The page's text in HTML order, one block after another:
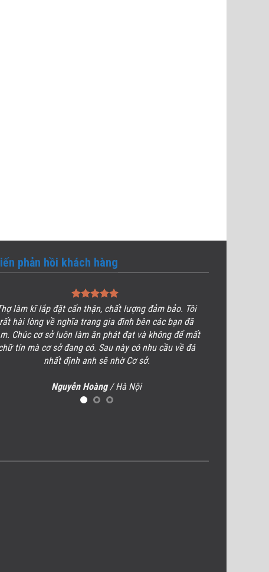
phản hồi khách hàng
làm kĩ lắp đặt cẩn thận, chất lượng đảm bảo. Tôi
rất hài lòng về nghĩa trang gia đìnhbên các bạn đã
Chúc cơ sở luôn làm ăn phát đạt và không để mất
tín mà cơ sở đang có. Sau này có nhu cầu về đá
nhất định anh sẽ nhờ Cơ sở.
Nguyễn Hoàng /Hà Nội